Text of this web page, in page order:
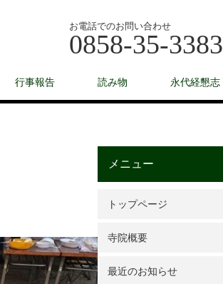
お電話でのお問い合わせ
0858-35-3383
行事報告 読み物 永代経懇志
メニュー
トップページ
寺院概要
最近のお知らせ